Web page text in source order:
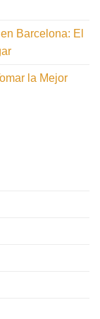
Barcelona: El
la Mejor